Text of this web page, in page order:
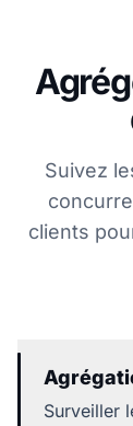
Suivez
clients
Surveiller